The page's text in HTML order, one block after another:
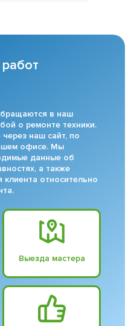
в наш
о ремонте техники.
наш сайт, по
офисе. Мы
данные об
а также
относительно
Выезда мастера